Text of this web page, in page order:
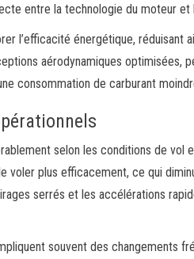
entre la technologie du moteur et
l’efficacité énergétique, réduisant
aérodynamiques optimisées,
consommation de carburant
selon les conditions de vol
voler plus efficacement, ce qui
serrés et les accélérations
souvent des changements